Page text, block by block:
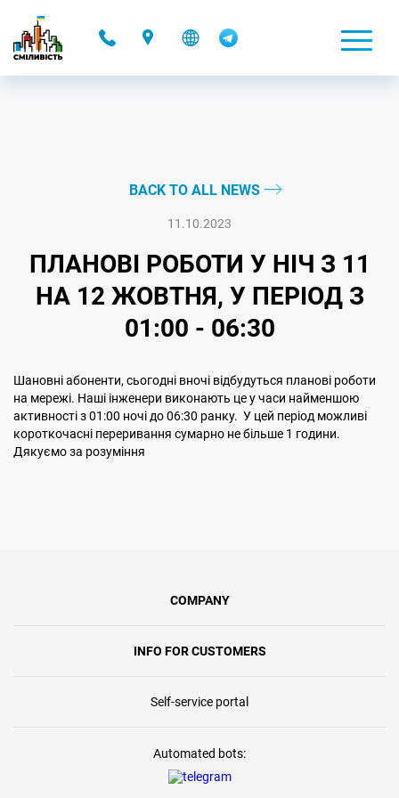
BACK TO ALL NEWS
11.10.2023
ПЛАНОВІ РОБОТИ У НІЧ З 11
НА 12 ЖОВТНЯ, У ПЕРІОД З
01:00 - 06:30
Шановні абоненти, сьогодні вночі відбудуться планові роботи
на мережі. Наші інженери виконають це у часи найменшою
активності з 01:00 ночі до 06:30 ранку. У цей період можливі
короткочасні переривання сумарно не більше 1 години.
Дякуємо за розуміння
COMPANY
INFO FOR CUSTOMERS
Self-service portal
Automated bots: